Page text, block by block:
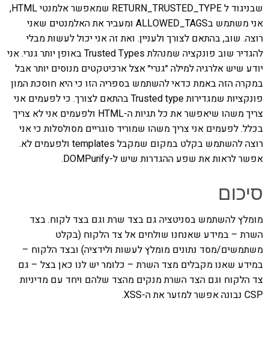
שבניגוד ל RETURN_TRUSTED_TYPE שמאפשר אלמנטי HTML,
אני משתמש בALLOWED_TAGS ומעביר את האלמנטים שאני
רוצה. שוב, בהתאם לצורך ולעניין. ואת זה אני יכול לעשות מבלי
להגדיר שוב פונקציה שמנהלת Trusted Types באופן יותר גנרי. אני
יודע שיש אלרגיה למילה ״גנרי״ אצל ארכיטקטים מנוסים יותר אבל
במקרה הזה באמת כדאי להשתמש בספריה הזו כי היא חוסכת המון
פונקציות שמגדירות Trusted type בהתאם לצורך. כי לפעמים אני
צריך משהו שיאפשר את כל תגיות ה-HTML ולפעמים אני לא צריך
בכלל. לפעמים אני צריך משהו שמוריד סוגריים מסולסלות כי אני
רוצה להשתמש בקלט במקום שמקבל templates ולפעמים לא.
אפשר לראות את שפע ההגדרות שיש ל-DOMPurify.
סיכום
מומלץ להשתמש בסניטציה גם בצד שרת וגם בצד לקוח. בצד
השרת – במידע שאנחנו שולחים אל צד הלקוח (בקלט
משתמשים/מסד נתונים מומלץ לעשות ולידציה) ובצד הלקוח –
במידע שאנו מקבלים מצד השרת – כלומר יש לנו כאן בצל – גם
צד הלקוח וגם הצד השרת מנקים מהצד שלהם ויחד עם מדיניות
CSP נבונה אפשר למזער את ה-XSS.